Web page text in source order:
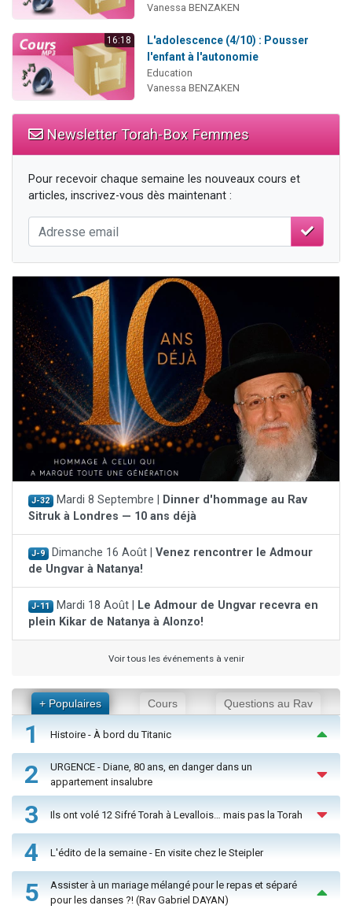
Vanessa BENZAKEN
16:18
L'adolescence (4/10) : Pousser
l'enfant à l'autonomie
Education
Vanessa BENZAKEN
Newsletter Torah-Box Femmes
Pour recevoir chaque semaine les nouveaux cours et
articles, inscrivez-vous dès maintenant :
J-32 Mardi 8 Septembre |
Dinner d'hommage au Rav
Sitruk à Londres — 10 ans déjà
J-9 Dimanche 16 Août | Venez rencontrer le Admour
de Ungvar à Natanya!
J-11 Mardi 18 Août |
Le Admour de Ungvar recevra en
plein Kikar de Natanya à Alonzo!
Voir tous les événements à venir
+ Populaires Cours Questions au Rav
1 Histoire - À bord du Titanic
2
URGENCE - Diane, 80 ans, en danger dans un
appartement insalubre
3 Ils ont volé 12 Sifré Torah à Levallois… mais pas la Torah
4 L'édito de la semaine - En visite chez le Steipler
5
Assister à un mariage mélangé pour le repas et séparé
pour les danses ?! (Rav Gabriel DAYAN)